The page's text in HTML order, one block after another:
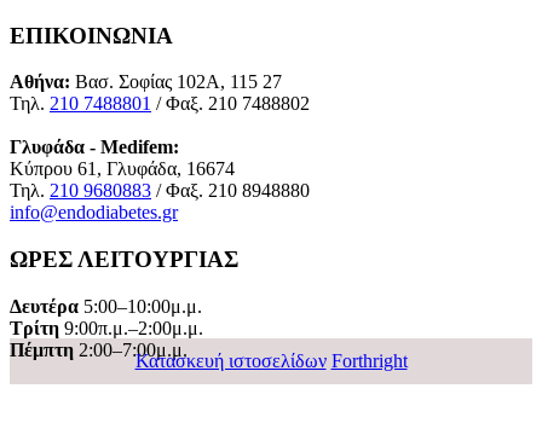
ΕΠΙΚΟΙΝΩΝΙΑ
Αθήνα: Βασ. Σοφίας 102Α, 115 27
Τηλ. 210 7488801 / Φαξ. 210 7488802
Γλυφάδα - Medifem:
Κύπρου 61, Γλυφάδα, 16674
Τηλ. 210 9680883 / Φαξ. 210 8948880
info@endodiabetes.gr
ΩΡΕΣ ΛΕΙΤΟΥΡΓΙΑΣ
Δευτέρα 5:00–10:00μ.μ.
Τρίτη 9:00π.μ.–2:00μ.μ.
Πέμπτη 2:00–7:00μ.μ.
Κατασκευή ιστοσελίδων Forthright